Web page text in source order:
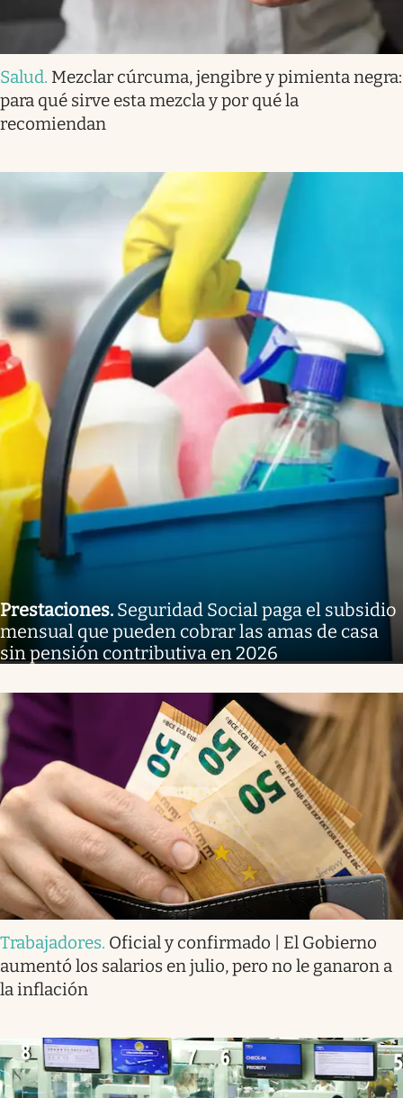
Salud. Mezclar cúrcuma, jengibre y pimienta negra:
para qué sirve esta mezcla y por qué la
recomiendan
Prestaciones. Seguridad Social paga el subsidio
mensual que pueden cobrar las amas de casa
sin pensión contributiva en 2026
Trabajadores. Oficial y confirmado | El Gobierno
aumentó los salarios en julio, pero no le ganaron a
la inflación